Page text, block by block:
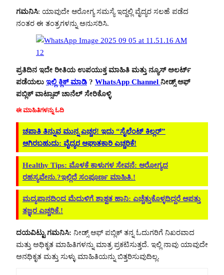
ಗಮನಿಸಿ: ಯಾವುದೇ ಆರೋಗ್ಯ ಸಮಸ್ಯೆ ಇದ್ದಲ್ಲಿ ವೈದ್ಯರ ಸಲಹೆ ಪಡೆದ
ನಂತರ ಈ ತಂತ್ರಗಳನ್ನು ಅನುಸರಿಸಿ.
ಪ್ರತಿದಿನ ಇದೇ ರೀತಿಯ ಉಪಯುಕ್ತ ಮಾಹಿತಿ ಮತ್ತು ನ್ಯೂಸ್ ಅಲರ್ಟ್
ಪಡೆಯಲು ಇಲ್ಲಿ ಕ್ಲಿಕ್ ಮಾಡಿ ? WhatsApp Channel ನೀಡ್ಸ್ ಆಫ್
ಪಬ್ಲಿಕ್ ವಾಟ್ಸಾಪ್ ಚಾನೆಲ್ ಸೇರಿಕೊಳ್ಳಿ
ಈ ಮಾಹಿತಿಗಳನ್ನು ಓದಿ
ಚಪಾತಿ ತಿನ್ನುವ ಮುನ್ನ ಎಚ್ಚರ! ಇದು “ಸೈಲೆಂಟ್ ಕಿಲ್ಲರ್”
ಆಗಿರಬಹುದು: ವೈದ್ಯರ ಆಘಾತಕಾರಿ ಎಚ್ಚರಿಕೆ!
Healthy Tips: ಮೊಳಕೆ ಕಾಳುಗಳ ಸೇವನೆ: ಆರೋಗ್ಯದ
ರಹಸ್ಯವೇನು.?ಇಲ್ಲಿದೆ ಸಂಪೂರ್ಣ ಮಾಹಿತಿ.!
ಮದ್ಯಪಾನದಿಂದ ಮೆದುಳಿಗೆ ಶಾಶ್ವತ ಹಾನಿ: ಎಚ್ಚೆತ್ತುಕೊಳ್ಳದಿದ್ದರೆ ಆಪತ್ತು
ತಜ್ಞರ ಎಚ್ಚರಿಕೆ.!
ದಯವಿಟ್ಟು ಗಮನಿಸಿ: ನೀಡ್ಸ್ ಆಫ್ ಪಬ್ಲಿಕ್ ತನ್ನ ಓದುಗರಿಗೆ ನಿಖರವಾದ
ಮತ್ತು ಅಧಿಕೃತ ಮಾಹಿತಿಗಳನ್ನು ಮಾತ್ರ ಪ್ರಕಟಿಸುತ್ತದೆ. ಇಲ್ಲಿ ನಾವು ಯಾವುದೇ
ಅನಧಿಕೃತ ಮತ್ತು ಸುಳ್ಳು ಮಾಹಿತಿಯನ್ನು ಬಿತ್ತರಿಸುವುದಿಲ್ಲ.